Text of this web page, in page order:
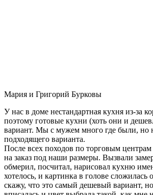
Мария и Григорий Бурковы
У нас в доме нестандартная кухня из-за
поэтому готовые кухни (хоть они и
вариант. Мы с мужем много где были, но
подходящего варианта.
После всех походов по торговым
на заказ под наши размеры. Вызвали
обмерил, посчитал, нарисовал кухню
хотелось, и картинка в голове сложилась
скажу, что это самый дешевый вариант,